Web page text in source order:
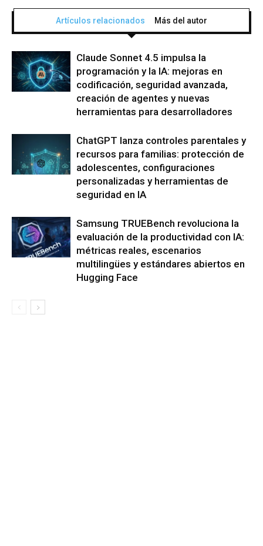
Artículos relacionados Más del autor
Claude Sonnet 4.5 impulsa la
programación y la IA: mejoras en
codificación, seguridad avanzada,
creación de agentes y nuevas
herramientas para desarrolladores
ChatGPT lanza controles parentales y
recursos para familias: protección de
adolescentes, configuraciones
personalizadas y herramientas de
seguridad en IA
Samsung TRUEBench revoluciona la
evaluación de la productividad con IA:
métricas reales, escenarios
multilingües y estándares abiertos en
Hugging Face